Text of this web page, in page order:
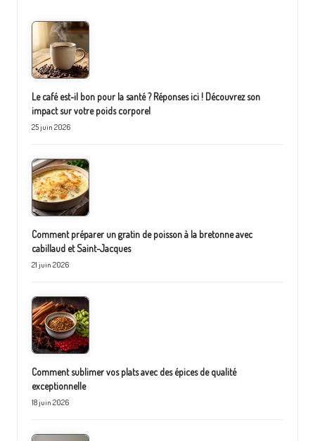
Le café est-il bon pour la santé ? Réponses ici ! Découvrez son
impact sur votre poids corporel
25 juin 2026
Comment préparer un gratin de poisson à la bretonne avec
cabillaud et Saint-Jacques
21 juin 2026
Comment sublimer vos plats avec des épices de qualité
exceptionnelle
18 juin 2026